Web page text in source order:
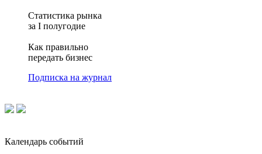
Статистика рынка
за I полугодие
Как правильно
передать бизнес
Подписка на журнал
Календарь событий